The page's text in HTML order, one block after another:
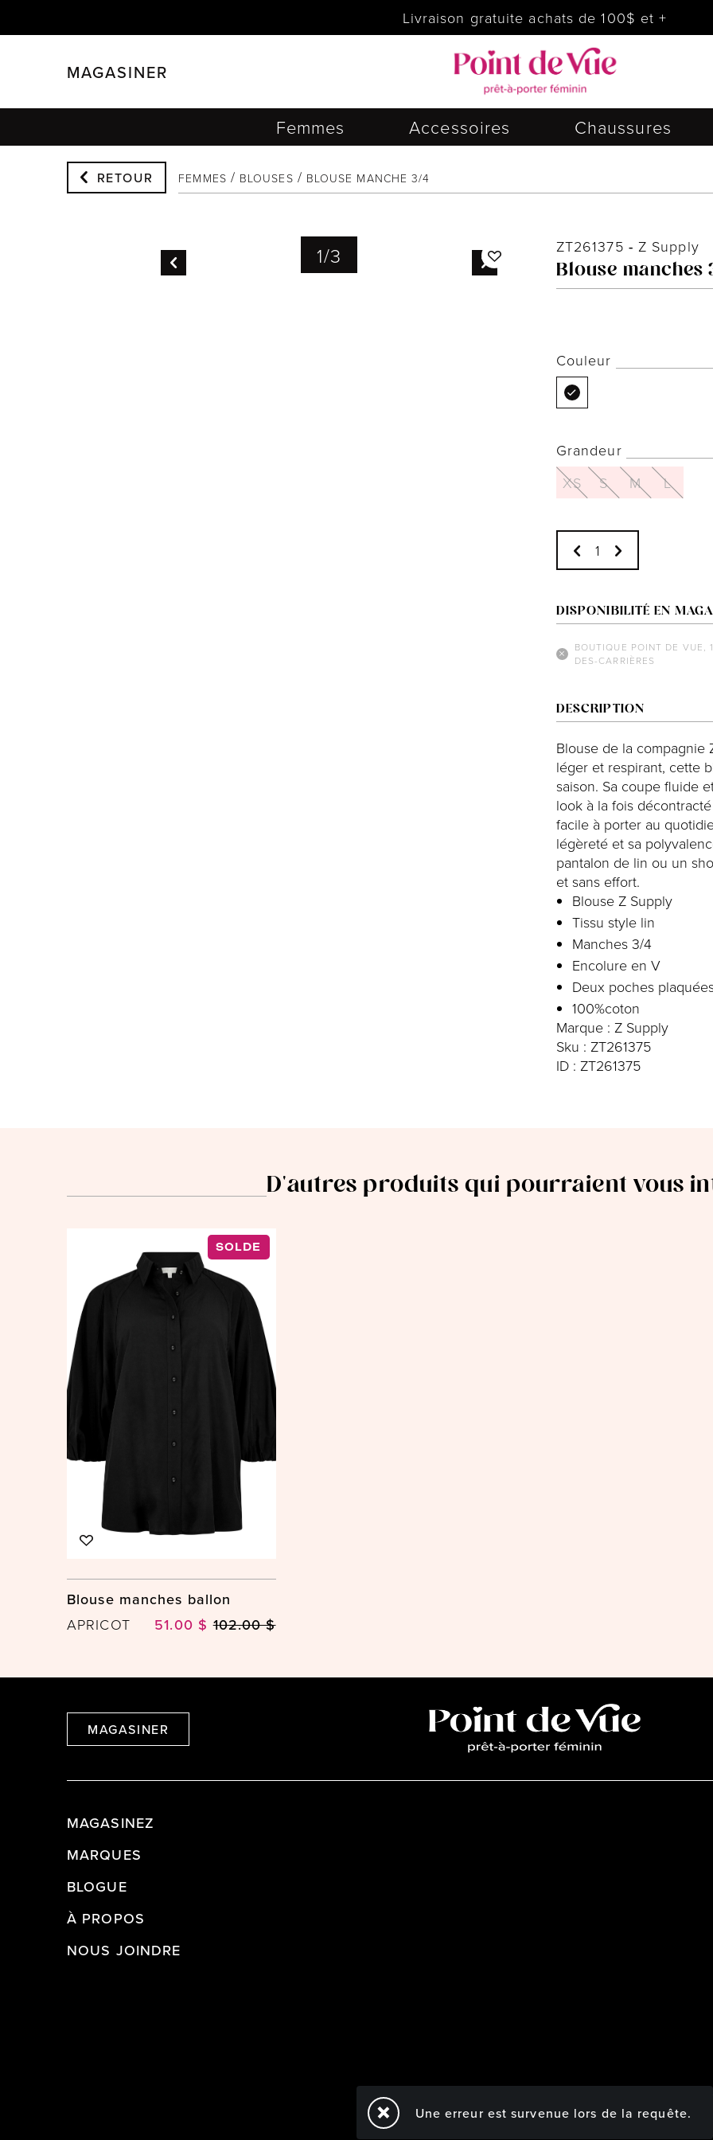
Livraison gratuite achats de 100$ et +
MAGASINER
FILTRER
Femmes Accessoires Chaussures
RETOUR FEMMES BLOUSES BLOUSE MANCHE 3/4
1/3 ZT261375 - Z Supply
Blouse manches
Couleur
Grandeur
XS
S M L
DISPONIBILITÉ EN
BOUTIQUE POINT DE VUE,
DES-CARRIÈRES
DESCRIPTION
Blouse de la compagnie
léger et respirant, cette
saison. Sa coupe fluide
look à la fois
facile à porter au
légèreté et sa
pantalon de lin ou un
et sans effort.
Blouse Z Supply
Tissu style lin
Manches 3/4
Encolure en V
Deux poches
100%coton
Marque : Z Supply
Sku : ZT261375
ID : ZT261375
D'autres produits qui pourraient vous
SOLDE
Blouse manches ballon
APRICOT 51.00 $ 102.00 $
MAGASINER
MAGASINEZ
MARQUES
BLOGUE
À PROPOS
NOUS JOINDRE
Une erreur est survenue lors de la requête.